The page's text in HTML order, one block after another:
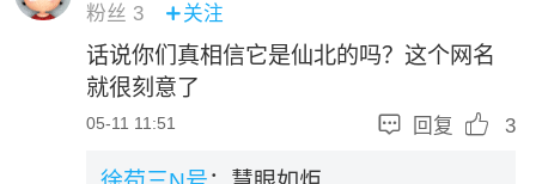
粉丝 3 关注
话说你们真相信它是仙北的吗？这个网名
就很刻意了
05-11 11:51  回复  3